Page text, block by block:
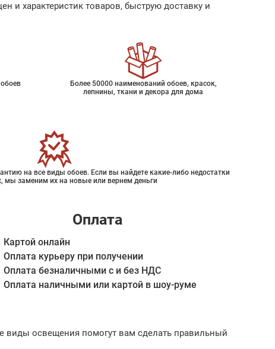
и характеристик товаров, быструю доставку и
Более 50000 наименований обоев, красок,
лепнины, ткани и декора для дома
на все виды обоев. Если вы найдете какие-либо недостатки
мы заменим их на новые или вернем деньги
Оплата
Картой онлайн
Оплата курьеру при получении
Оплата безналичными с и без НДС
Оплата наличными или картой в шоу-руме
виды освещения помогут вам сделать правильный